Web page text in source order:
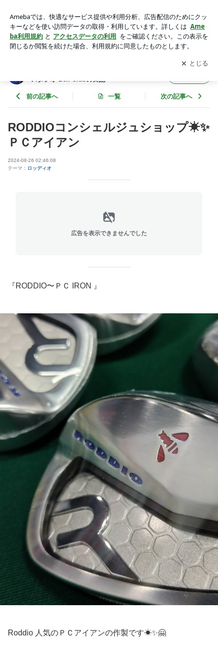
上北沢の地クラブ専門店＆レッスンスタジオ Bell Clubの日記
アプリをダウンロードして ブログの更新通知
を受け取りまし
ょう。
開く
スタジオ Bell Clubの日記
前の記事へ 一覧 次の記事へ
RODDIOコンシェルジュショップ☀✨
ＰＣアイアン
2024-08-26 02:46:08
テーマ： ロッディオ
広告を表示できませんでした
『RODDIO〜ＰＣ IRON 』
Roddio 人気のＰＣアイアンの作製です☀✨🤗